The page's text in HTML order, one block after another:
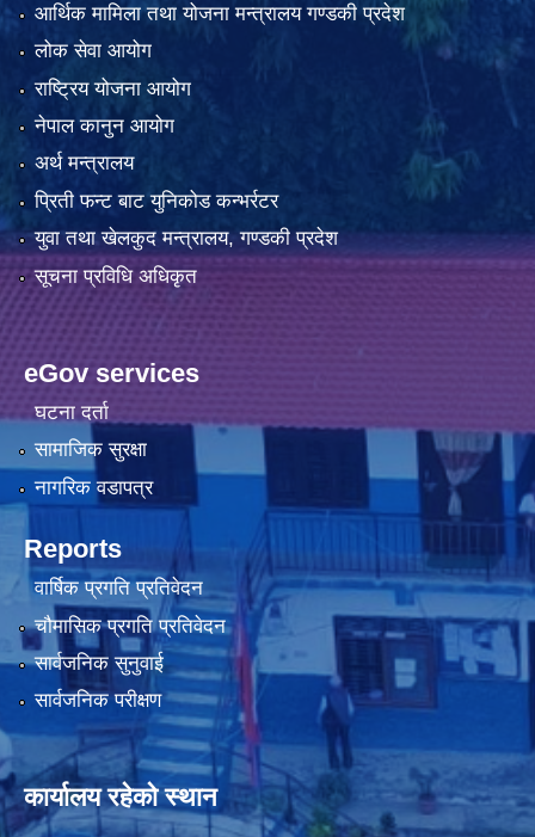
आर्थिक मामिला तथा योजना मन्त्रालय गण्डकी प्रदेश
लोक सेवा आयोग
राष्ट्रिय योजना आयोग
नेपाल कानुन आयोग
अर्थ मन्त्रालय
प्रिती फन्ट बाट युनिकोड कन्भर्रटर
युवा तथा खेलकुद मन्त्रालय, गण्डकी प्रदेश
सूचना प्रविधि अधिकृत
eGov services
घटना दर्ता
सामाजिक सुरक्षा
नागरिक वडापत्र
Reports
वार्षिक प्रगति प्रतिवेदन
चौमासिक प्रगति प्रतिवेदन
सार्वजनिक सुनुवाई
सार्वजनिक परीक्षण
कार्यालय रहेको स्थान